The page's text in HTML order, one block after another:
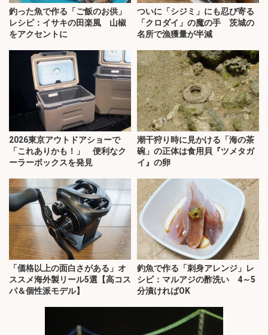
釣った魚で作る「ご飯のお供」
レシピ：イサキの田楽風 山椒
をアクセントに
ついに「シジミ」にも忍び寄る
「クロダイ」の魔の手 茨城の
名所で漁獲量が半減
2026東京アウトドアショーで
「これありかも！」 便利なク
ーラーボックスを発見
潮干狩り時に見かける「海の茶
碗」の正体は食用貝『ツメタガ
イ』の卵
「価格以上の面白さがある」オ
ススメ海外製リール5選【高コス
パ＆個性派モデル】
釣魚で作る「刺身アレンジ」レ
シピ：マルアジの酢洗い 4～5
分漬ければOK